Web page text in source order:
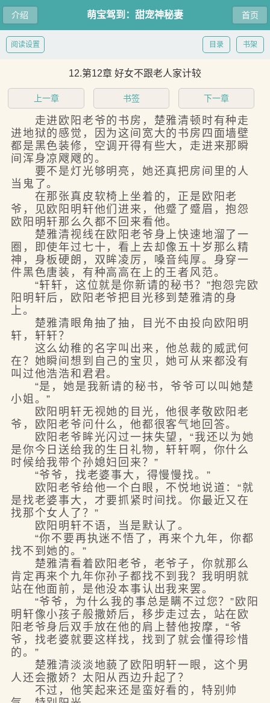
介绍 首页
萌宝驾到：甜宠神秘妻
书架
目录
阅读设置
12.第12章 好女不跟老人家计较
上一章 书签 下一章
走进欧阳老爷的书房，楚雅清顿时有种走
进地狱的感觉，因为这间宽大的书房四面墙壁
都是黑色装修，空调开得有些大，走进来那瞬
间浑身凉飕飕的。
要不是灯光够明亮，她还真把房间里的人
当鬼了。
在那张真皮软椅上坐着的，正是欧阳老
爷，见欧阳明轩他们进来，他蹙了蹙眉，抱怨
欧阳明轩那么久都不回来看他。
楚雅清视线在欧阳老爷身上快速地溜了一
圈，即使年过七十，看上去却像五十岁那么精
神，身板硬朗，双眸凌厉，嗓音纯厚。身穿一
件黑色唐装，有种高高在上的王者风范。
“轩轩，这位就是你新请的秘书？”抱怨完欧
阳明轩后，欧阳老爷把目光移到楚雅清的身
上。
楚雅清眼角抽了抽，目光不由投向欧阳明
轩，轩轩？
这么幼稚的名字叫出来，他总裁的威武何
在？她瞬间想到自己的宝贝，她可从来都没有
叫过他浩浩和君君。
“是，她是我新请的秘书，爷爷可以叫她楚
小姐。”
欧阳明轩无视她的目光，他很孝敬欧阳老
爷，欧阳老爷问什么，他都很客气地回答。
欧阳老爷眸光闪过一抹失望，“我还以为她
是你今日送给我的生日礼物，轩轩啊，你什么
时候给我带个孙媳妇回来？”
“爷爷，找老婆事大，得慢慢找。”
欧阳老爷给他一个白眼，不悦地说道：“就
是找老婆事大，才要抓紧时间找。你最近又在
找那个女人了？”
欧阳明轩不语，当是默认了。
“你不要再执迷不悟了，再来个九年，你都
找不到她的。”
楚雅清看着欧阳老爷，老爷子，你就那么
肯定再来个九年你孙子都找不到我？我明明就
站在他面前，是他没本事认出我来罢。
“爷爷，为什么我的事总是瞒不过您？”欧阳
明轩像小孩子般撒娇后，移步走过去，站在欧
阳老爷身后双手放在他的肩上替他按摩，“爷
爷，找老婆就要这样找，找到了就会懂得珍惜
的。”
楚雅清淡淡地藐了欧阳明轩一眼，这个男
人还会撒娇？太阳从西边升起了？
不过，他笑起来还是蛮好看的，特别帅